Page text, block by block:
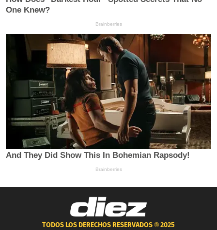
TODOS LOS DERECHOS RESERVADOS ®2025